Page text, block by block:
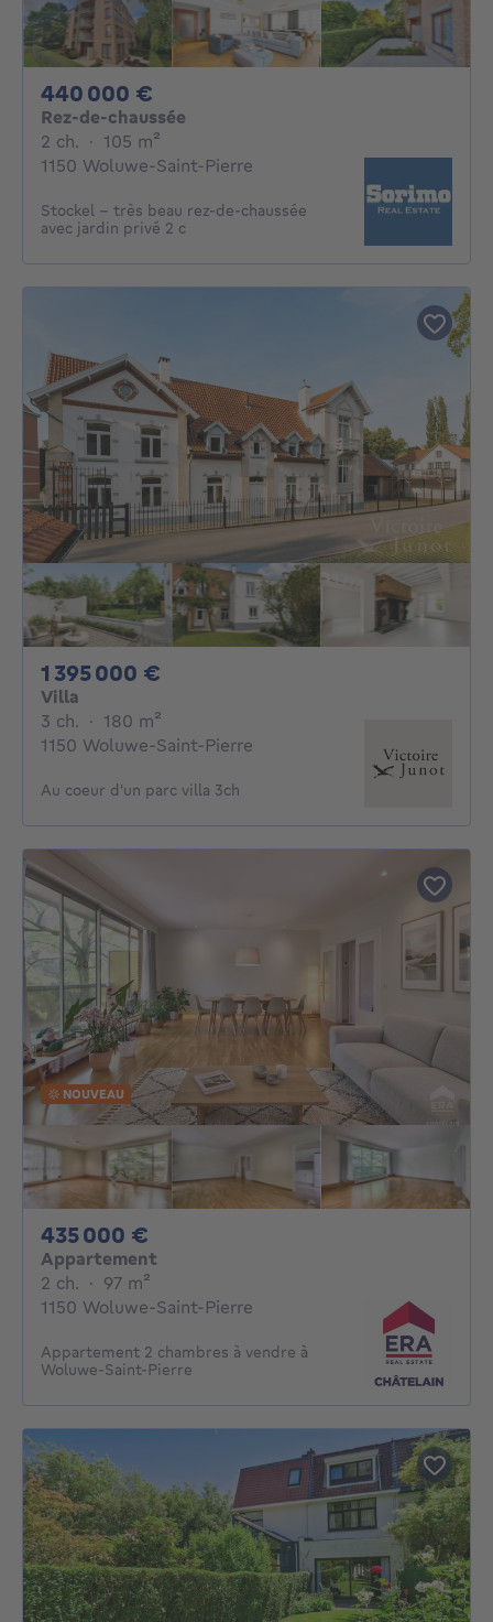
440 000 €
Rez-de-chaussée
2 ch. 2 chambres
· 105 m²
1150 Woluwe-Saint-Pierre
Stockel - très beau rez-de-chaussée
avec jardin privé 2 c
1 395 000 €
Villa
3 ch. 3 chambres
· 180 m²
1150 Woluwe-Saint-Pierre
Au coeur d'un parc villa 3ch
NOUVEAU
435 000 €
Appartement
2 ch. 2 chambres
· 97 m²
1150 Woluwe-Saint-Pierre
Appartement 2 chambres à vendre à
Woluwe-Saint-Pierre